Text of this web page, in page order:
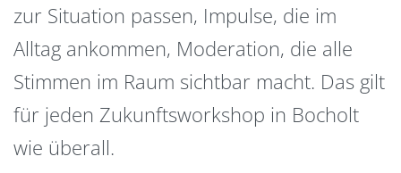
zur Situation passen, Impulse, die im
Alltag ankommen, Moderation, die alle
Stimmen im Raum sichtbar macht. Das gilt
für jeden Zukunftsworkshop in Bocholt
wie überall.